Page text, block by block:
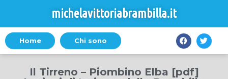
michelavittoriabrambilla.it
Home Chi sono
Il Tirreno – Piombino Elba [pdf]